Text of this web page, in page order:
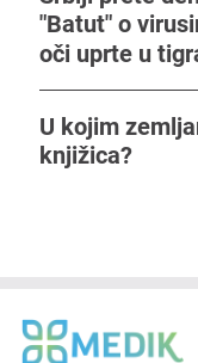
"Batut" o
oči uprte u
U kojim
knjižica?